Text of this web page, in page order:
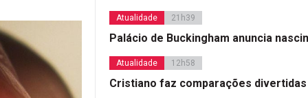
Atualidade 21h39
Palácio de Buckingham anuncia
Atualidade 12h58
Cristiano faz comparações